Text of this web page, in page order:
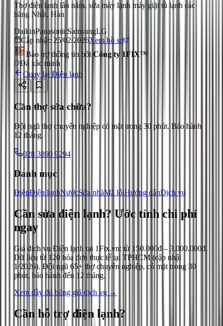
Thợ điện lạnh lâu năm, sửa máy lạnh máy giặt tủ lạnh các
hãng Nhật, Hàn
DaikinPanasonicSamsungLG
Cập nhật: 25/02/2026Xem hồ sơ
Bảo trợ thông tin bởi Công ty 1FIX™
Đã xác minh
Quay lại Điện lạnh
Cần thợ sửa chữa?
Đội ngũ thợ chuyên nghiệp có mặt trong 30 phút. Bảo hành
12 tháng.
028 3890 9294
Danh mục
ĐiệnĐiện lạnhNướcSửa nhàMã lỗiHướng dẫnDịch vụ
Cần sửa điện lạnh? Ước tính chi phí
ngay
Giá dịch vụ Điện lạnh tại 1Fix.vn: từ 150.000đ– 3.000.000đ.
Dữ liệu từ 120 hóa đơn thực tế tại TPHCM (cập nhật
1/2026). Đội ngũ 65+ thợ chuyên nghiệp, có mặt trong 30
phút, bảo hành đến 12 tháng.
Xem đầy đủ bảng giá dịch vụ →
Cần hỗ trợ điện lạnh?